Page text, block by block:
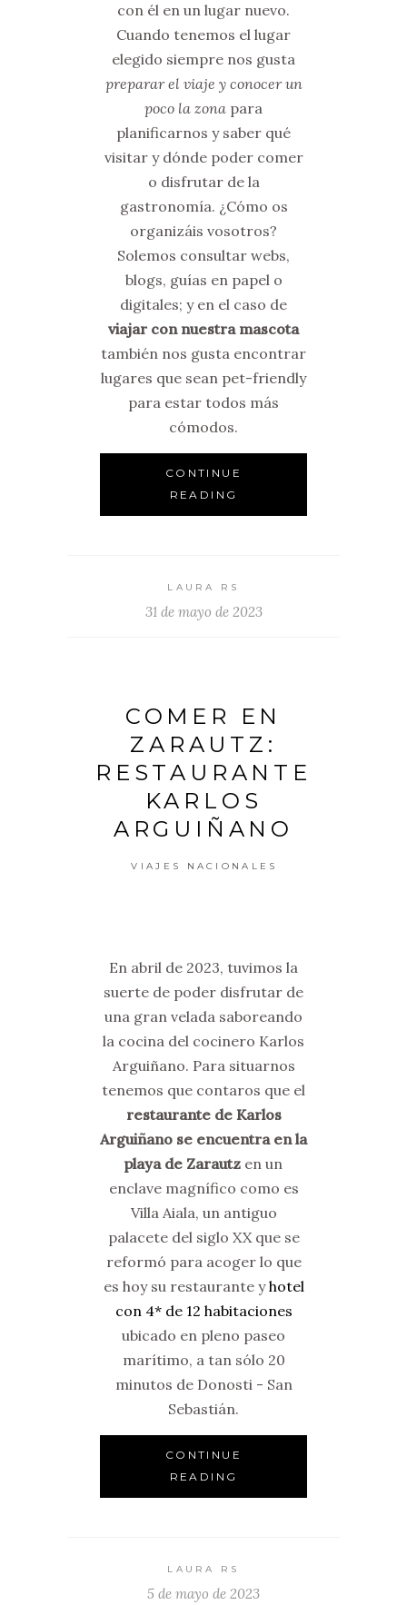
con él en un lugar nuevo.
Cuando tenemos el lugar
elegido siempre nos gusta
preparar el viaje y conocer un
poco la zona para
planificarnos y saber qué
visitar y dónde poder comer
o disfrutar de la
gastronomía. ¿Cómo os
organizáis vosotros?
Solemos consultar webs,
blogs, guías en papel o
digitales; y en el caso de
viajar con nuestra mascota
también nos gusta encontrar
lugares que sean pet-friendly
para estar todos más
cómodos.
CONTINUE
READING
LAURA RS
31 de mayo de 2023
COMER EN
ZARAUTZ:
RESTAURANTE
KARLOS
ARGUIÑANO
VIAJES NACIONALES
En abril de 2023, tuvimos la
suerte de poder disfrutar de
una gran velada saboreando
la cocina del cocinero Karlos
Arguiñano. Para situarnos
tenemos que contaros que el
restaurante de Karlos
Arguiñano se encuentra en la
playa de Zarautz en un
enclave magnífico como es
Villa Aiala, un antiguo
palacete del siglo XX que se
reformó para acoger lo que
es hoy su restaurante yhotel
con 4* de 12 habitaciones
ubicado en pleno paseo
marítimo, a tan sólo 20
minutos de Donosti - San
Sebastián.
CONTINUE
READING
LAURA RS
5 de mayo de 2023